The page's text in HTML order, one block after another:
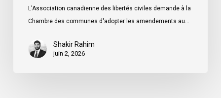
cautionL'Association canadienne des libertés civiles demande à la
Chambre des communes d'adopter les amendements au…
Shakir Rahim
juin 2, 2026